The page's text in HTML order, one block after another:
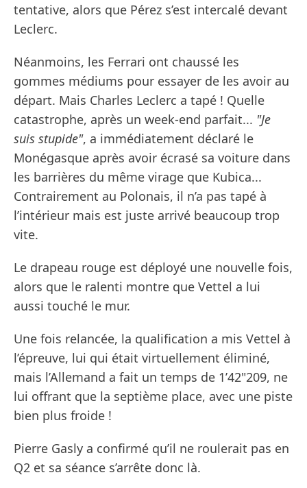
tentative, alors que Pérez s’est intercalé devant
Leclerc.
Néanmoins, les Ferrari ont chaussé les
gommes médiums pour essayer de les avoir au
départ. Mais Charles Leclerc a tapé ! Quelle
catastrophe, après un week-end parfait... "Je
suis stupide", a immédiatement déclaré le
Monégasque après avoir écrasé sa voiture dans
les barrières du même virage que Kubica...
Contrairement au Polonais, il n’a pas tapé à
l’intérieur mais est juste arrivé beaucoup trop
vite.
Le drapeau rouge est déployé une nouvelle fois,
alors que le ralenti montre que Vettel a lui
aussi touché le mur.
Une fois relancée, la qualification a mis Vettel à
l’épreuve, lui qui était virtuellement éliminé,
mais l’Allemand a fait un temps de 1’42"209, ne
lui offrant que la septième place, avec une piste
bien plus froide !
Pierre Gasly a confirmé qu’il ne roulerait pas en
Q2 et sa séance s’arrête donc là.